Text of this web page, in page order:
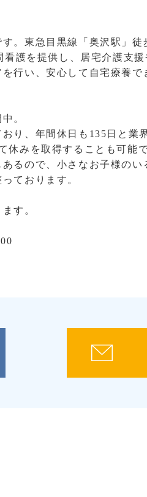
。東急目黒線「奥沢駅」
護を提供し、居宅介護支
行い、安心して自宅療養で
。
り、年間休日も135日と業
休みを取得することも可能で
るので、小さなお子様のい
ております。
す。